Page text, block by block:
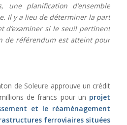
une planification d’ensemble
Il y a lieu de déterminer la part
d’examiner si le seuil pertinent
de référendum est atteint pour
de Soleure approuve un crédit
de francs pour un projet
et le réaménagement
ferroviaires situées